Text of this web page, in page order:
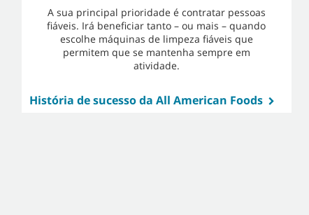
A sua principal prioridade é contratar pessoas
fiáveis. Irá beneficiar tanto – ou mais – quando
escolhe máquinas de limpeza fiáveis que
permitem que se mantenha sempre em
atividade.
História de sucesso da All American Foods